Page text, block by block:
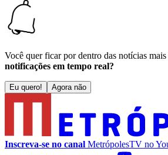
Você quer ficar por dentro das notícias
notificações em tempo real?
Eu quero! Agora não
Inscreva-se no canal MetrópolesTV no